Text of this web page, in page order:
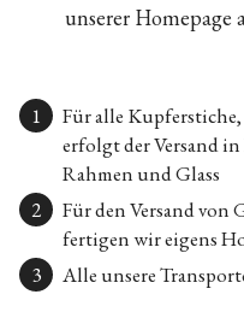
unserer Homepage
Für alle
erfolgt der Versand
Rahmen und Glass
Für den Versand von
fertigen wir eigens
Alle unsere